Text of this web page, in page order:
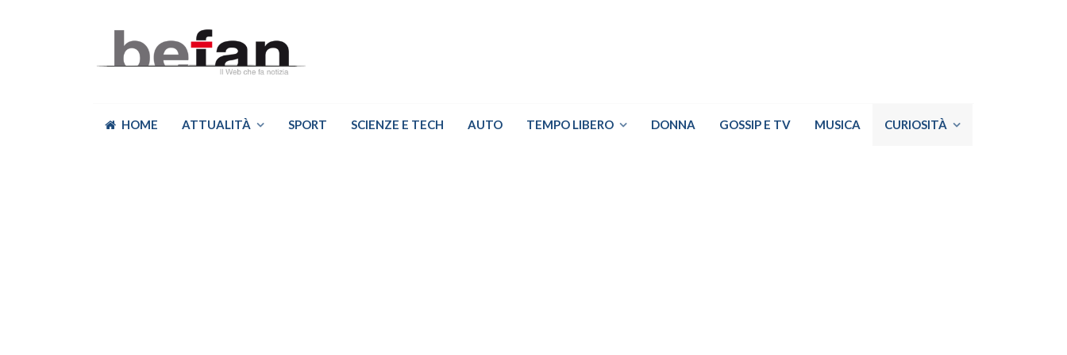
HOME ATTUALITÀ SPORT SCIENZE E TECH AUTO TEMPO LIBERO DONNA GOSSIP E TV MUSICA CURIOSITÀ